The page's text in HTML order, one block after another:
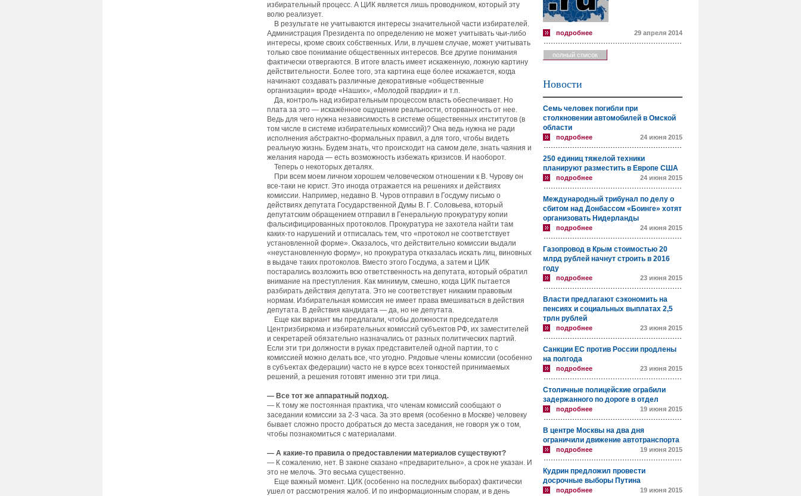
избирательный процесс. А ЦИК является лишь проводником, который эту
волю реализует.
В результате не учитываются интересы значительной части избирателей.
Администрация Президента по определению не может учитывать чьи-либо
интересы, кроме своих собственных. Или, в лучшем случае, может учитывать
только свое понимание общественных интересов. Все другие понимания
фактически отвергаются. В итоге власть имеет искаженную, ложную картину
действительности. Более того, эта картина еще более искажается, когда
начинают создавать различные декоративные «общественные
организации» вроде «Наших», «Молодой гвардии» и т.п.
Да, контроль над избирательным процессом власть обеспечивает. Но
плата за это — искажённое ощущение реальности, оторванность от нее.
Ведь для чего нужна независимость в системе общественных институтов (в
том числе в системе избирательных комиссий)? Она ведь нужна не ради
исполнения абстрактно-формальных правил, а для того, чтобы видеть
реальную жизнь. Будем знать, что происходит на самом деле, знать чаяния и
желания народа — есть возможность избежать кризисов. И наоборот.
Теперь о некоторых деталях.
При всем моем личном хорошем человеческом отношении к В. Чурову он
все-таки не юрист. Это иногда отражается на решениях и действиях
комиссии. Например, недавно В. Чуров отправил в Госдуму письмо о
действиях депутата Государственной Думы В. Г. Соловьева, который
депутатским обращением отправил в Генеральную прокуратуру копии
фальсифицированных протоколов. Прокуратура не захотела найти там
каких-то нарушений и отписалась тем, что «протокол не соответствует
установленной форме». Оказалось, что действительно комиссии выдали
«неустановленную форму», но прокуратура отказалась искать лиц, виновных
в выдаче таких протоколов. Вместо этого Госдума, а затем и ЦИК
постарались возложить всю ответственность на депутата, который обратил
внимание на преступления. Как минимум, смешно, когда ЦИК пытается
разбирать действия депутата. Это не соответствует никаким правовым
нормам. Избирательная комиссия не имеет права вмешиваться в действия
депутата. В действия кандидата — да, но не депутата.
Еще как вариант мы предлагали, чтобы должности председателя
Центризбиркома и избирательных комиссий субъектов РФ, их заместителей
и секретарей обязательно назначались от разных политических партий.
Если эти три должности в руках представителей одной партии, то с
комиссией можно делать все, что угодно. Рядовые члены комиссии (особенно
в субъектах федерации) часто не в курсе всех тонкостей принимаемых
решений, а решения готовят именно эти три лица.
— Все тот же аппаратный подход.
— К тому же постоянная практика, что членам комиссий сообщают о
заседании комиссии за 2-3 часа. За это время (особенно в Москве) человеку
бывает сложно просто добраться до места заседания, не говоря уж о том,
чтобы познакомиться с материалами.
— А какие-то правила о предоставлении материалов существуют?
— К сожалению, нет. В законе сказано «предварительно», а срок не указан. И
это не мелочь. Это весьма существенно.
Еще важный момент. ЦИК (особенно на последних выборах) фактически
ушел от рассмотрения жалоб. И по информационным спорам, и в день
подробнее 29 апреля 2014
полный список
Новости
Семь человек погибли при
столкновении автомобилей в Омской
области
подробнее 24 июня 2015
250 единиц тяжелой техники
планируют разместить в Европе США
подробнее 24 июня 2015
Международный трибунал по делу о
сбитом над Донбассом «Боинге» хотят
организовать Нидерланды
подробнее 24 июня 2015
Газопровод в Крым стоимостью 20
млрд рублей начнут строить в 2016
году
подробнее 23 июня 2015
Власти предлагают сэкономить на
пенсиях и социальных выплатах 2,5
трлн рублей
подробнее 23 июня 2015
Санкции ЕС против России продлены
на полгода
подробнее 23 июня 2015
Столичные полицейские ограбили
задержанного по дороге в отдел
подробнее 19 июня 2015
В центре Москвы на два дня
ограничили движение автотранспорта
подробнее 19 июня 2015
Кудрин предложил провести
досрочные выборы Путина
подробнее 19 июня 2015